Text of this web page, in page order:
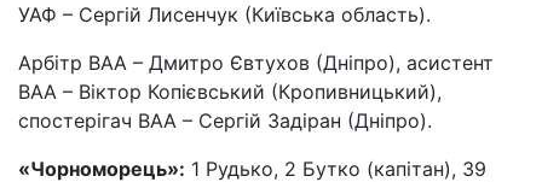
УАФ – Сергій Лисенчук (Київська область).
Арбітр ВАА – Дмитро Євтухов (Дніпро), асистент
ВАА – Віктор Копієвський (Кропивницький),
спостерігач ВАА – Сергій Задіран (Дніпро).
«Чорноморець»: 1 Рудько, 2 Бутко (капітан), 39